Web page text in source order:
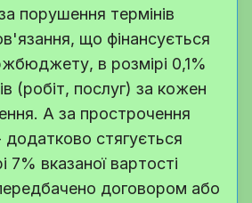
порушення термінів
що фінансується
в розмірі 0,1%
(робіт, послуг) за кожен
А за прострочення
стягується
7% вказаної вартості
договором або